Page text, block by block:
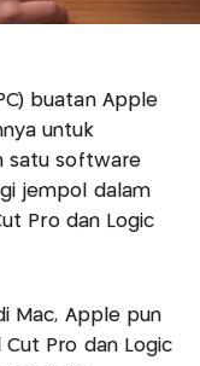
buatan Apple
untuk
satu software
jempol dalam
Pro dan Logic
Mac, Apple pun
Pro dan Logic